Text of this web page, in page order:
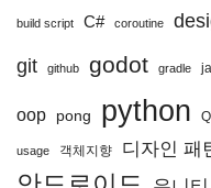
build script C# coroutine
git github godot gradle
oop pong python
usage 객체지향 디자인 패